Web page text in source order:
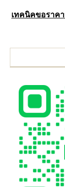
เทคนิคขอราค